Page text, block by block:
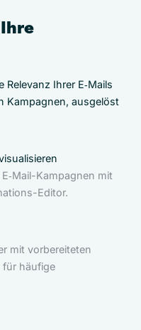
Relevanz Ihrer E‑Mails
Kampagnen, ausgelöst
Kampagnen mit
Editor.
mit vorbereiteten
für häufige